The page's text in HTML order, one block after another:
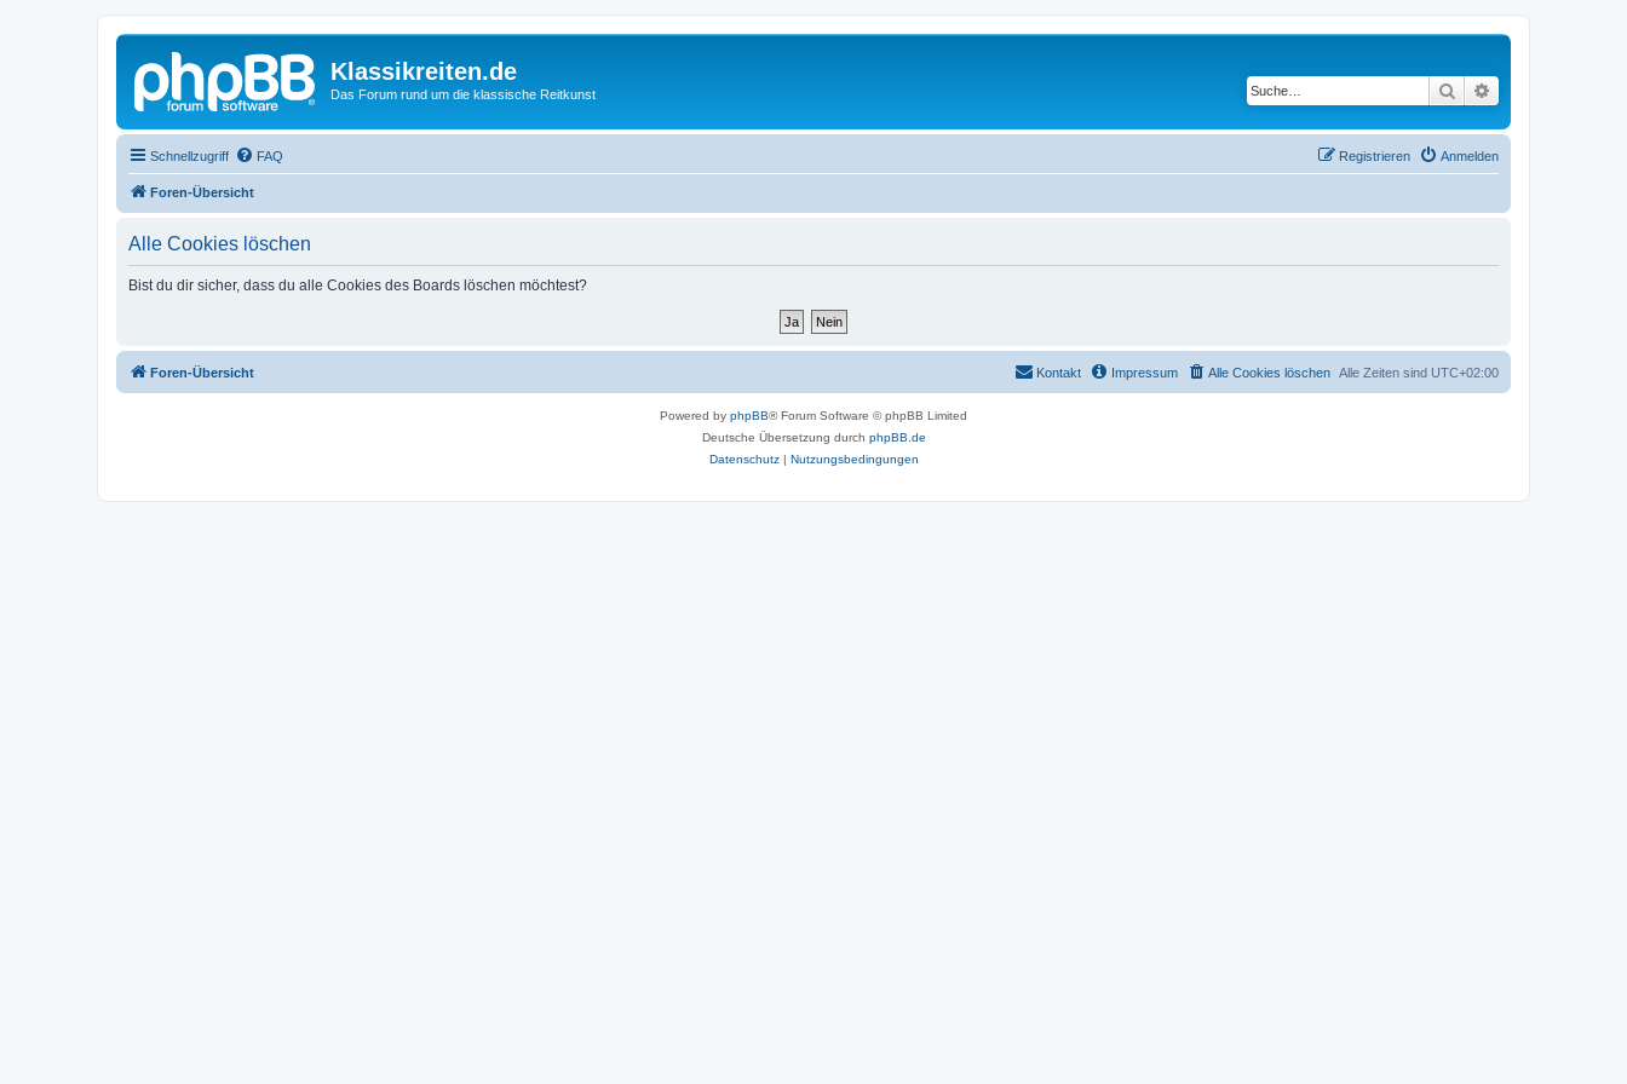
Klassikreiten.de
Das Forum rund um die klassische Reitkunst Suche
Schnellzugriff FAQ Anmelden
Registrieren
Foren-Übersicht
Alle Cookies löschen
Bist du dir sicher, dass du alle Cookies des Boards löschen möchtest?
Foren-Übersicht Alle Zeiten sind UTC+02:00
Alle Cookies löschen
Impressum
Kontakt
Powered by phpBB® Forum Software © phpBB Limited
Deutsche Übersetzung durch phpBB.de
Datenschutz| Nutzungsbedingungen